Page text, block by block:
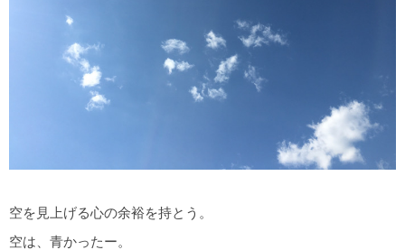
空を見上げる心の余裕を持とう。
空は、青かったー。